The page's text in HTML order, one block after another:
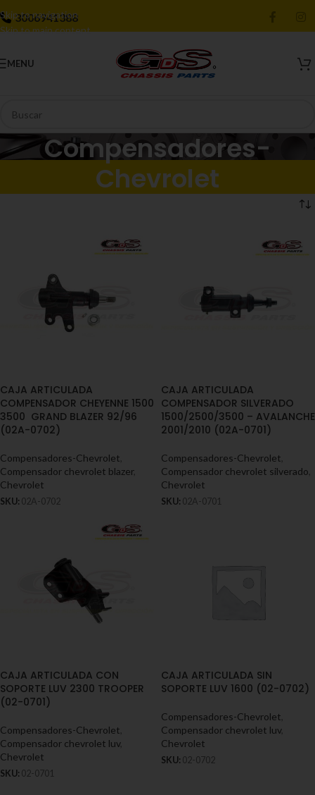
Skip to navigation
Skip to main content
3006941388
MENU
Compensadores-
Chevrolet
CAJA ARTICULADA
COMPENSADOR CHEYENNE 1500
3500 GRAND BLAZER 92/96
(02A-0702)
Compensadores-Chevrolet
Compensador chevrolet blazer,
Chevrolet
SKU: 02A-0702
CAJA ARTICULADA
COMPENSADOR SILVERADO
1500/2500/3500 – AVALANCHE
2001/2010 (02A-0701)
Compensadores-Chevrolet
Compensador chevrolet silverado
Chevrolet
SKU: 02A-0701
CAJA ARTICULADA CON
SOPORTE LUV 2300 TROOPER
(02-0701)
Compensadores-Chevrolet
Compensador chevrolet luv,
Chevrolet
SKU: 02-0701
CAJA ARTICULADA SIN
SOPORTE LUV 1600 (02-0702)
Compensadores-Chevrolet
Compensador chevrolet luv,
Chevrolet
SKU: 02-0702